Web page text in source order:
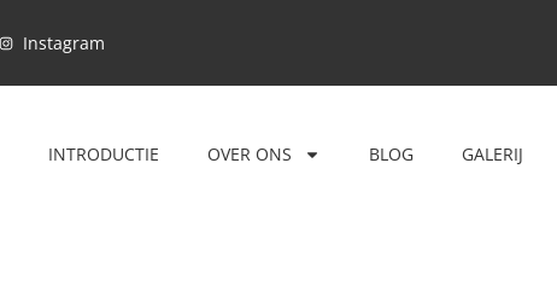
Instagram
INTRODUCTIE OVER ONS BLOG GALERIJ